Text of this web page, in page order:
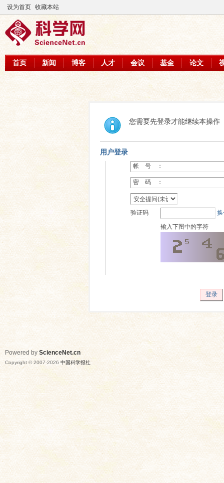
设为首页 收藏本站
首页 新闻 博客 人才 会议 基金 论文
您需要先登录才能继续本操作
用户登录
帐 号 ：
密 码 ：
验证码
输入下图中的字符
登录
Powered by ScienceNet.cn
Copyright © 2007-2026 中国科学报社